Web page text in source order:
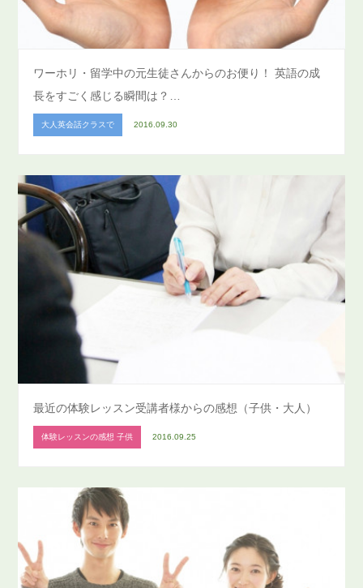
ワーホリ・留学中の元生徒さんからのお便り！ 英語の成
長をすごく感じる瞬間は？…
大人英会話クラスで 2016.09.30
最近の体験レッスン受講者様からの感想（子供・大人）
体験レッスンの感想 子供 2016.09.25